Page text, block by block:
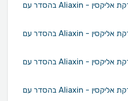
רופאים בתחום הזרקת אליקסין - Aliaxin בהסדר עם
רופאים בתחום הזרקת אליקסין - Aliaxin בהסדר עם
רופאים בתחום הזרקת אליקסין - Aliaxin בהסדר עם
רופאים בתחום הזרקת אליקסין - Aliaxin בהסדר עם